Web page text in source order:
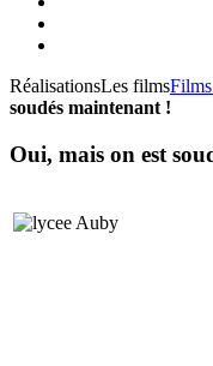
RéalisationsLes films
soudés maintenant !
Oui, mais on est